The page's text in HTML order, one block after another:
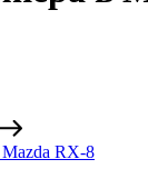
RX-8